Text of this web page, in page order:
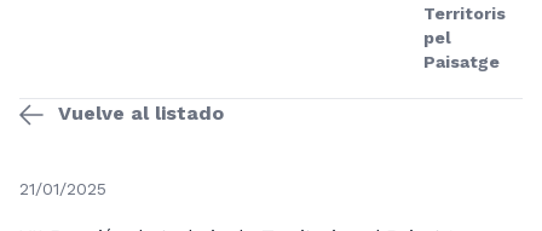
Territoris
pel
Paisatge
Vuelve al listado
21/01/2025